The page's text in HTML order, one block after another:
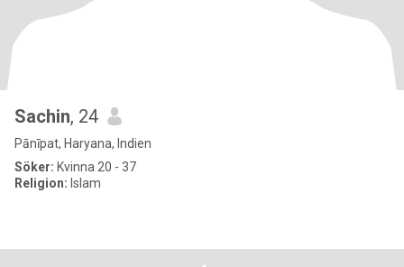
Sachin, 24
Pānīpat, Haryana, Indien
Söker: Kvinna 20 - 37
Religion: Islam